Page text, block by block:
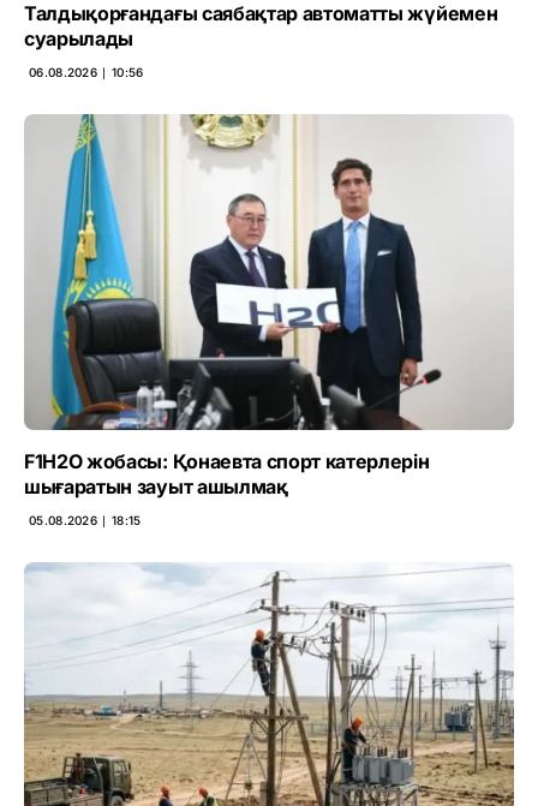
Талдықорғандағы саябақтар автоматты жүйемен
суарылады
06.08.2026 ∣ 10:56
F1H2O жобасы: Қонаевта спорт катерлерін
шығаратын зауыт ашылмақ
05.08.2026 ∣ 18:15